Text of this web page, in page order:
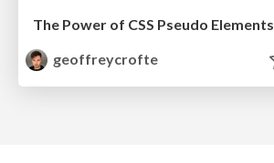
The Power of CSS Pseudo Elements
geoffreycrofte